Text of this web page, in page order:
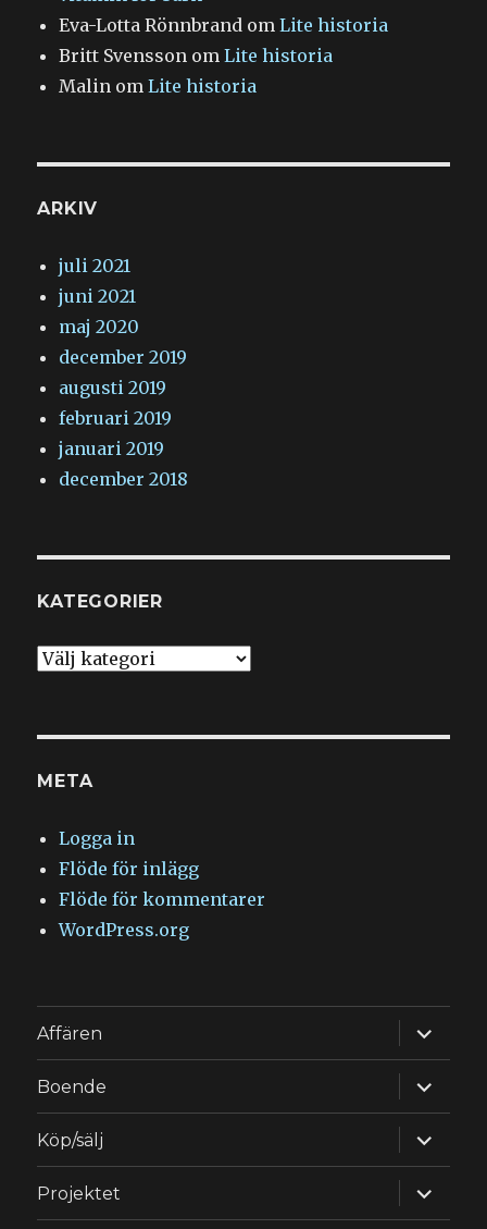
Eva-Lotta Rönnbrand omLite historia
Britt Svensson omLite historia
Malin omLite historia
ARKIV
juli 2021
juni 2021
maj 2020
december 2019
augusti 2019
februari 2019
januari 2019
december 2018
KATEGORIER
Kategorier
META
Logga in
Flöde för inlägg
Flöde för kommentarer
WordPress.org
Affären
Boende
Köp/sälj
Projektet